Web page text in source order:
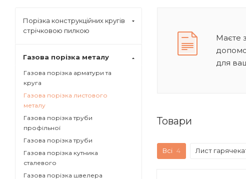
Маєте
для
Товари
Всі 4 Лист
Порізка конструкційних кругів
стрічковою пилкою
Газова порізка металу
Газова порізка арматури та
круга
Газова порізка листового
металу
Газова порізка труби
профільної
Газова порізка труби
Газова порізка кутника
сталевого
Газова порізка швелера